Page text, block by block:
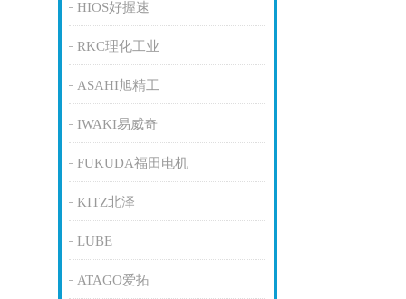
HIOS好握速
RKC理化工业
ASAHI旭精工
IWAKI易威奇
FUKUDA福田电机
KITZ北泽
LUBE
ATAGO爱拓